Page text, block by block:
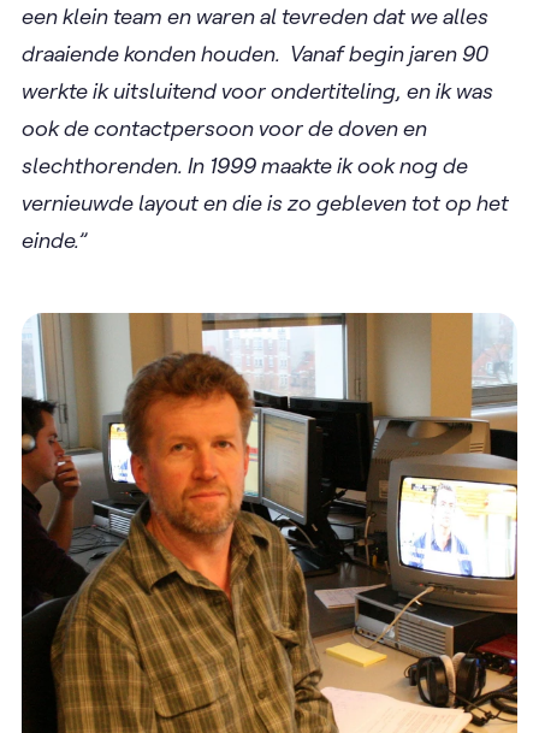
een klein team en waren al tevreden dat we alles
draaiende konden houden. Vanaf begin jaren 90
werkte ik uitsluitend voor ondertiteling, en ik was
ook de contactpersoon voor de doven en
slechthorenden. In 1999 maakte ik ook nog de
vernieuwde layout en die is zo gebleven tot op het
einde.”